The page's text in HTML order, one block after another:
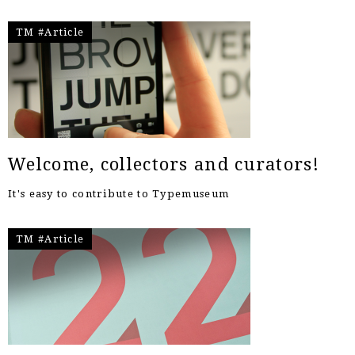
TM #Article
Welcome, collectors and curators!
It's easy to contribute to Typemuseum
TM #Article